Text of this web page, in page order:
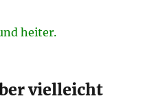
heiter.
vielleicht